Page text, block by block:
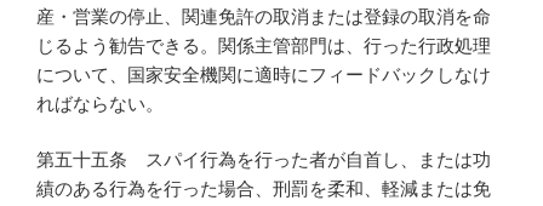
産・営業の停止、関連免許の取消または登録の取消を命
じるよう勧告できる。関係主管部門は、行った行政処理
について、国家安全機関に適時にフィードバックしなけ
ればならない。
第五十五条 スパイ行為を行った者が自首し、または功
績のある行為を行った場合、刑罰を柔和、軽減または免